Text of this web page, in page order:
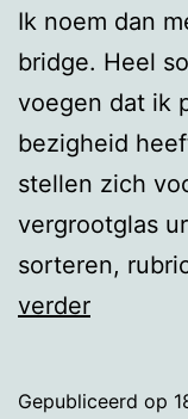
Ik noem dan
bridge. Heel
voegen dat ik
bezigheid
stellen zich
vergrootglas
sorteren,
verder
Gepubliceerd op